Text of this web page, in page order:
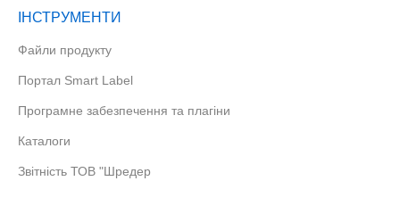
ІНСТРУМЕНТИ
Файли продукту
Портал Smart Label
Програмне забезпечення та плагіни
Каталоги
Звітність ТОВ "Шредер